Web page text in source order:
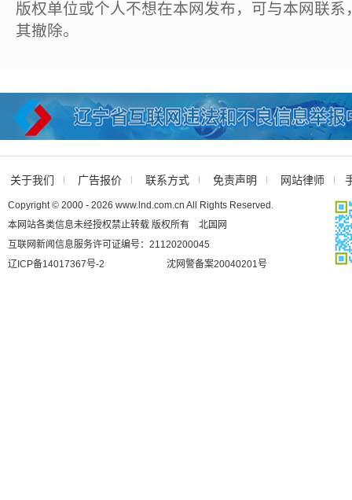
版权单位或个人不想在本网发布，可与本网联
其撤除。
关于我们 广告报价 联系方式 免责声明 网站律师
Copyright © 2000 - 2026 www.lnd.com.cn All Rights Reserved.
本网站各类信息未经授权禁止转载 版权所有 北国网
互联网新闻信息服务许可证编号：21120200045
辽ICP备14017367号-2
沈网警备案20040201号